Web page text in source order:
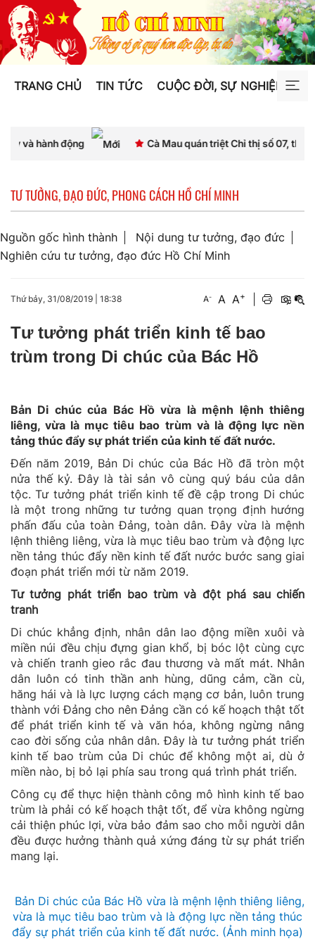
TRANG CHỦ TIN TỨC CUỘC ĐỜI, SỰ NGHIỆP TƯ
Cà Mau quán triệt Chỉ thị số 07, thống nhất nhận
TƯ TƯỞNG, ĐẠO ĐỨC, PHONG CÁCH HỒ CHÍ MINH
Nguồn gốc hình thành
Nội dung tư tưởng, đạo đức
Nghiên cứu tư tưởng, đạo đức Hồ Chí Minh
Thứ bảy, 31/08/2019 18:38 A- A A+
Tư tưởng phát triển kinh tế bao
trùm trong Di chúc của Bác Hồ
Bản Di chúc của Bác Hồ vừa là mệnh lệnh thiêng
liêng, vừa là mục tiêu bao trùm và là động lực nền
tảng thúc đẩy sự phát triển của kinh tế đất nước.
Đến năm 2019, Bản Di chúc của Bác Hồ đã tròn một
nửa thế kỷ. Đây là tài sản vô cùng quý báu của dân
tộc. Tư tưởng phát triển kinh tế đề cập trong Di chúc
là một trong những tư tưởng quan trọng định hướng
phấn đấu của toàn Đảng, toàn dân. Đây vừa là mệnh
lệnh thiêng liêng, vừa là mục tiêu bao trùm và động lực
nền tảng thúc đẩy nền kinh tế đất nước bước sang giai
đoạn phát triển mới từ năm 2019.
Tư tưởng phát triển bao trùm và đột phá sau chiến
tranh
Di chúc khẳng định, nhân dân lao động miền xuôi và
miền núi đều chịu đựng gian khổ, bị bóc lột cùng cực
và chiến tranh gieo rắc đau thương và mất mát. Nhân
dân luôn có tinh thần anh hùng, dũng cảm, cần cù,
hăng hái và là lực lượng cách mạng cơ bản, luôn trung
thành với Đảng cho nên Đảng cần có kế hoạch thật tốt
để phát triển kinh tế và văn hóa, không ngừng nâng
cao đời sống của nhân dân. Đây là tư tưởng phát triển
kinh tế bao trùm của Di chúc để không một ai, dù ở
miền nào, bị bỏ lại phía sau trong quá trình phát triển.
Công cụ để thực hiện thành công mô hình kinh tế bao
trùm là phải có kế hoạch thật tốt, để vừa không ngừng
cải thiện phúc lợi, vừa bảo đảm sao cho mỗi người dân
đều được hưởng thành quả xứng đáng từ sự phát triển
mang lại.
Bản Di chúc của Bác Hồ vừa là mệnh lệnh thiêng liêng,
vừa là mục tiêu bao trùm và là động lực nền tảng thúc
đẩy sự phát triển của kinh tế đất nước. (Ảnh minh họa)